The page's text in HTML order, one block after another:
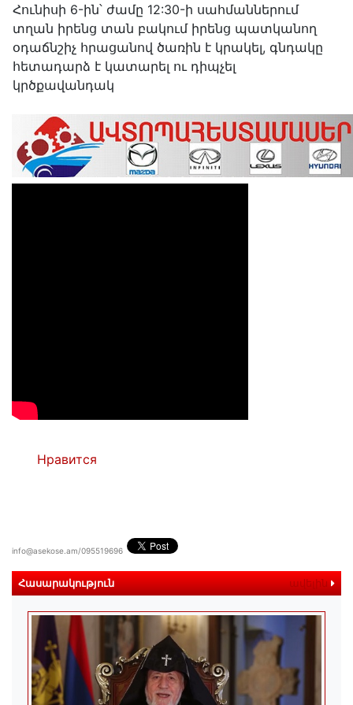
Հունիսի 6-ին՝ ժամը 12:30-ի սահմաններում
տղան իրենց տան բակում իրենց պատկանող
օդաճնշիչ հրացանով ծառին է կրակել, գնդակը
հետադարձ է կատարել ու դիպչել
կրծքավանդակ
Нравится
info@asekose.am/095519696
Հասարակություն ավելին